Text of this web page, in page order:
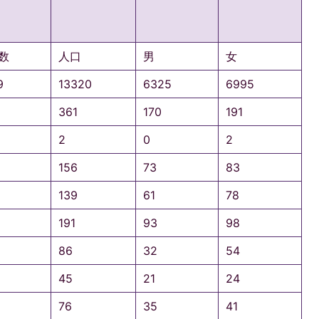
人口 男
女
13320 6325
6995
361
170
191
2
0
2
156
73
83
139
61
78
191
93
98
86
32
54
45
21
24
76
35 41